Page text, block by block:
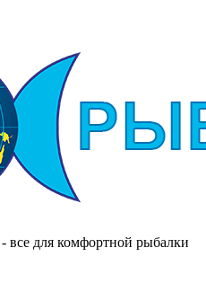
все для комфортной рыбалки